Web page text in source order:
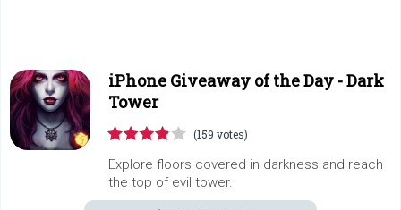
iPhone Giveaway of the Day -Dark
Tower
(159 votes)
Explore floors covered in darkness and reach
the top of evil tower.